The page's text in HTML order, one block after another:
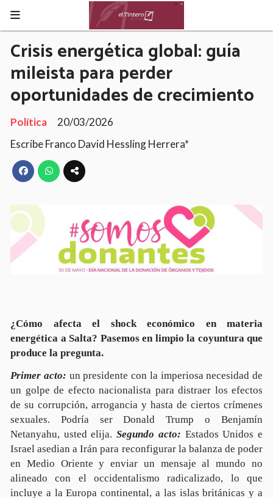
Crisis energética global: guía
mileista para perder
oportunidades de crecimiento
Política
20/03/2026
Escribe Franco David Hessling Herrera*
¿Cómo afecta el shock económico en materia
energética a Salta? Pasemos en limpio la coyuntura que
produce la pregunta.
Primer acto: un presidente con la imperiosa necesidad de
un golpe de efecto nacionalista para distraer los efectos
de su corrupción, arrogancia y hasta de ciertos crímenes
sexuales. Podría ser Donald Trump o Benjamín
Netanyahu, usted elija.Segundo acto: Estados Unidos e
Israel asedian a Irán para reconfigurar la balanza de poder
en Medio Oriente y enviar un mensaje al mundo no
alineado con el occidentalismo radicalizado, lo que
incluye a la Europa continental, a las islas británicas y a